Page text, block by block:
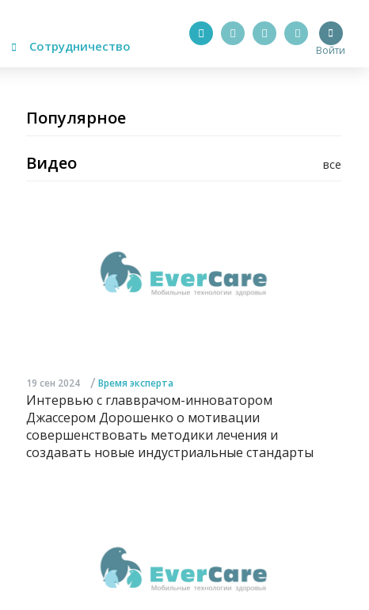
Сотрудничество Войти
Популярное
все
Видео
19 сен 2024 / Время эксперта
Интервью с главврачом-инноватором
Джассером Дорошенко о мотивации
совершенствовать методики лечения и
создавать новые индустриальные стандарты